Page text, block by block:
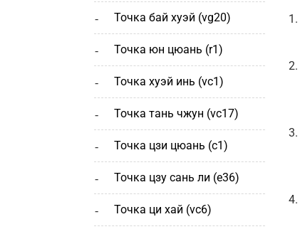
точка бай хуэй (vg20)
точка юн цюань (r1)
точка хуэй инь (vc1)
точка тань чжун (vc17)
точка цзи цюань (с1)
точка цзу сань ли (e36)
точка ци хай (vc6)